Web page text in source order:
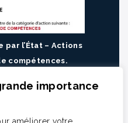
importance
l’État – Actions
compétences.
un de nos